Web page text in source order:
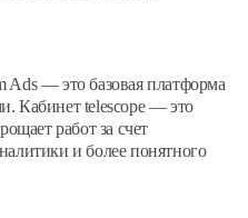
— это базовая платформа
Кабинет telescope — это
работ за счет
и более понятного